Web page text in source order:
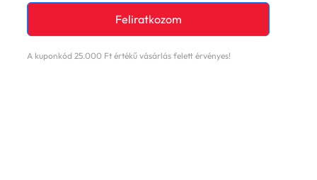
Feliratkozom
A kuponkód 25.000 Ft értékű vásárlás felett érvényes!